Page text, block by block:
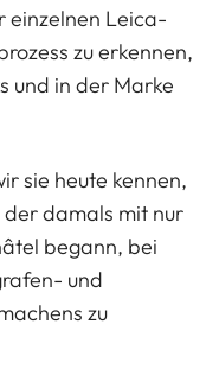
einzelnen Leica-
zu erkennen,
und in der Marke
sie heute kennen,
der damals mit nur
begann, bei
und
zu